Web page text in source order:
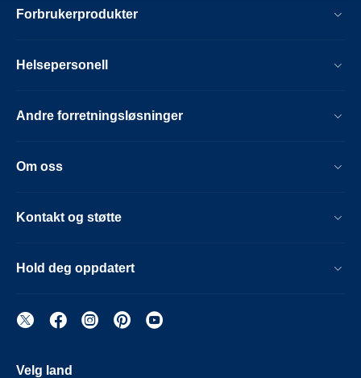
Forbrukerprodukter
Helsepersonell
Andre forretningsløsninger
Om oss
Kontakt og støtte
Hold deg oppdatert
Velg land